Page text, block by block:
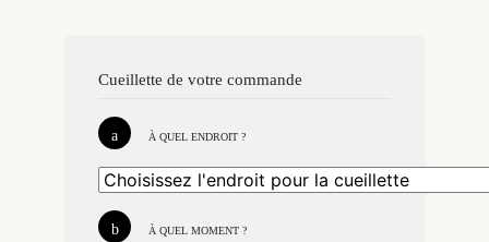
Cueillette de votre commande
À QUEL ENDROIT ?
À QUEL MOMENT ?